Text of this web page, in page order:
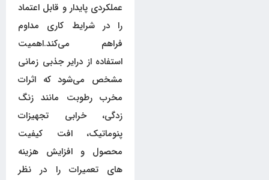
عملکردی پایدار و قابل اعتماد
را در شرایط کاری مداوم
فراهم می‌کند.اهمیت
استفاده از درایر جذبی زمانی
مشخص می‌شود که اثرات
مخرب رطوبت مانند زنگ
زدگی، خرابی تجهیزات
پنوماتیک، افت کیفیت
محصول و افزایش هزینه
های تعمیرات را در نظر